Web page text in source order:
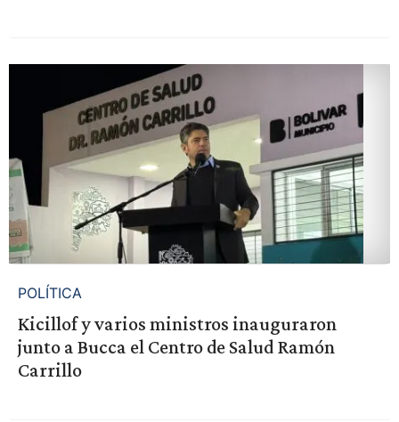
POLÍTICA
Kicillof y varios ministros inauguraron
junto a Bucca el Centro de Salud Ramón
Carrillo